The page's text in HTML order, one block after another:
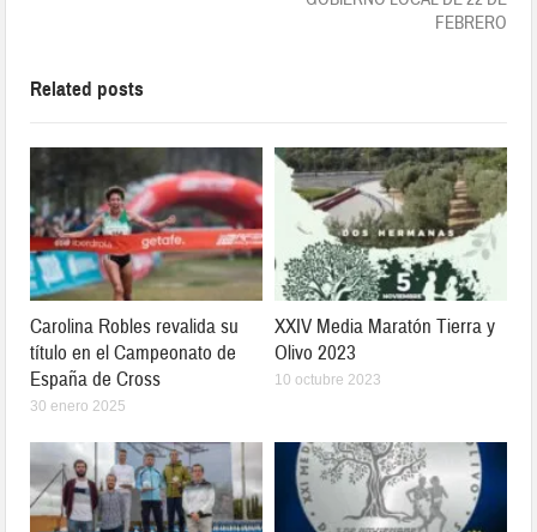
FEBRERO
Related posts
Carolina Robles revalida su
título en el Campeonato de
España de Cross
30 enero 2025
XXIV Media Maratón Tierra y
Olivo 2023
10 octubre 2023